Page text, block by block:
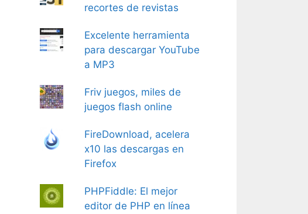
recortes de revistas
Excelente herramienta
para descargar YouTube
a MP3
Friv juegos, miles de
juegos flash online
FireDownload, acelera
x10 las descargas en
Firefox
PHPFiddle: El mejor
editor de PHP en línea